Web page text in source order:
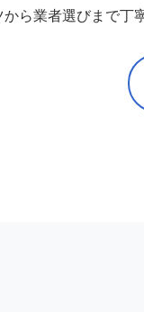
ら業者選びまで丁